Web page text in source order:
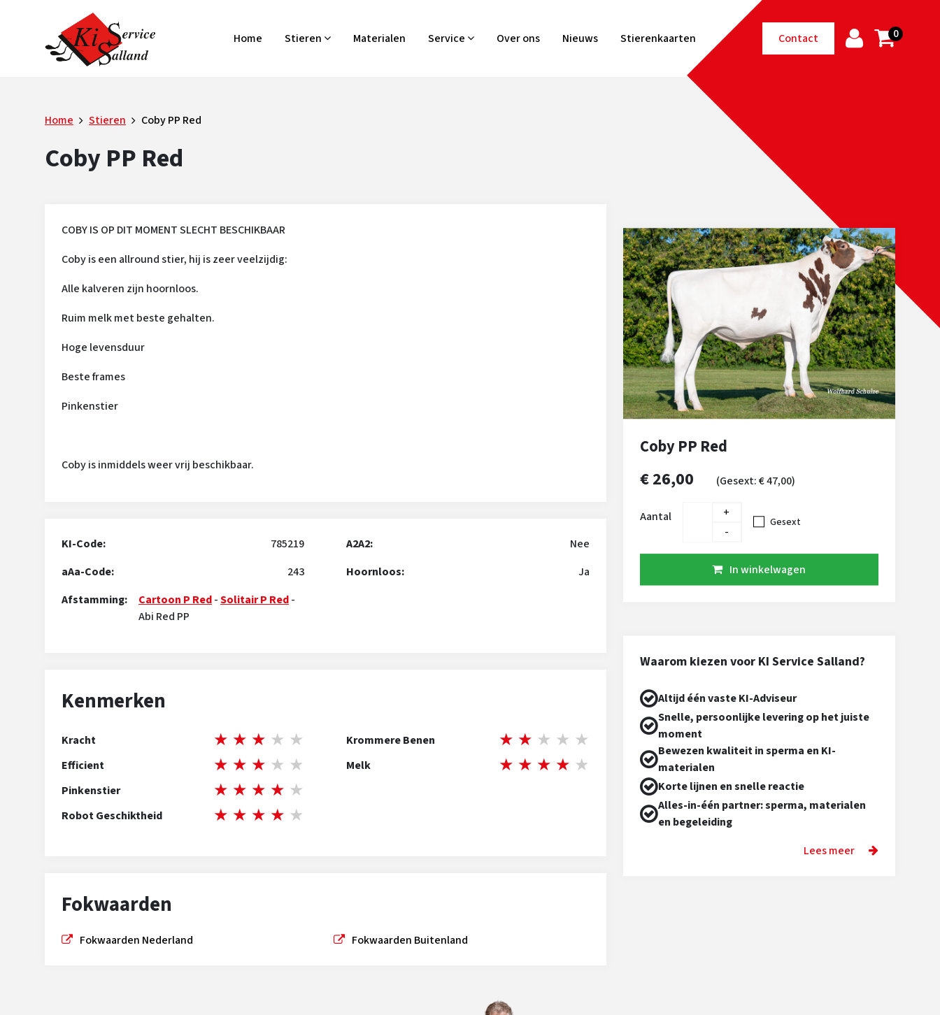
Home Stieren Materialen Service Over ons Nieuws Stierenkaarten Contact 0
Home Stieren Coby PP Red
Coby PP Red
COBY IS OP DIT MOMENT SLECHT BESCHIKBAAR
Coby is een allround stier, hij is zeer veelzijdig:
Alle kalveren zijn hoornloos.
Ruim melk met beste gehalten.
Hoge levensduur
Beste frames
Pinkenstier
Coby is inmiddels weer vrij beschikbaar.
KI-Code:
785219
aAa-Code:
243
Afstamming:
Cartoon P Red-Solitair P Red-
Abi Red PP
A2A2:
Nee
Hoornloos:
Ja
Kenmerken
Kracht ★ ★ ★ ★ ★
Efficient ★ ★ ★ ★ ★
Pinkenstier ★ ★ ★ ★ ★
Robot Geschiktheid ★ ★ ★ ★ ★
Krommere Benen ★ ★ ★ ★ ★
Melk ★ ★ ★ ★ ★
Fokwaarden
Fokwaarden Nederland Fokwaarden Buitenland
Coby PP Red
€ 26,00 (Gesext: € 47,00)
Aantal
+
-
Gesext
In winkelwagen
Waarom kiezen voor KI Service Salland?
Altijd één vaste KI-Adviseur
Snelle, persoonlijke levering op het juiste
moment
Bewezen kwaliteit in sperma en KI-
materialen
Korte lijnen en snelle reactie
Alles-in-één partner: sperma, materialen
en begeleiding
Lees meer